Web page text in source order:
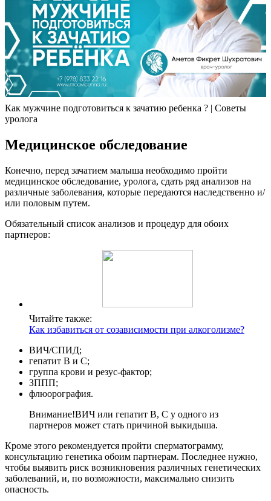
Как мужчине подготовиться к зачатию ребенка ? | Советы
уролога
Медицинское обследование
Конечно, перед зачатием малыша необходимо пройти
медицинское обследование, уролога, сдать ряд анализов на
различные заболевания, которые передаются наследственно и/
или половым путем.
Обязательный список анализов и процедур для обоих
партнеров:
Читайте также:
Как избавиться от созависимости при алкоголизме?
ВИЧ/СПИД;
гепатит B и C;
группа крови и резус-фактор;
ЗППП;
флюорография.
Внимание!ВИЧ или гепатит B, C у одного из
партнеров может стать причиной выкидыша.
Кроме этого рекомендуется пройти сперматограмму,
консультацию генетика обоим партнерам. Последнее нужно,
чтобы выявить риск возникновения различных генетических
заболеваний, и, по возможности, максимально снизить
опасность.